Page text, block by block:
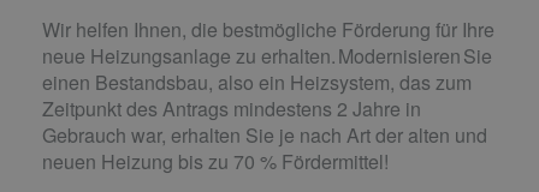
Wir helfen Ihnen, die bestmögliche Förderung für Ihre
neue Heizungsanlage zu erhalten. Modernisieren Sie
einen Bestandsbau, also ein Heizsystem, das zum
Zeitpunkt des Antrags mindestens 2 Jahre in
Gebrauch war, erhalten Sie je nach Art der alten und
neuen Heizung bis zu 70 % Fördermittel!